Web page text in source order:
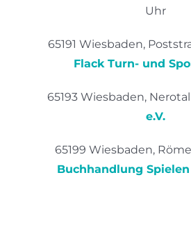
Uhr
65191 Wiesbaden,
Flack Turn- und
65193 Wiesbaden, Nerotal
e.V.
65199 Wiesbaden,
Buchhandlung